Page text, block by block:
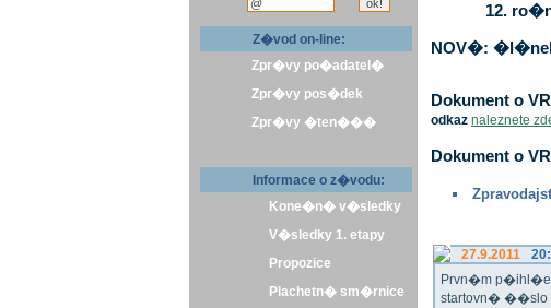
Z�vod on-line:
Zpr�vy po�adatel�
Zpr�vy pos�dek
Zpr�vy �ten���
Informace o z�vodu:
Kone�n� v�sledky
V�sledky 1. etapy
Propozice
Plachetn� sm�rnice
12.
NOV�:
Dokument o
odkaz naleznete
Dokument o
27.9.2011
Prvn�m
startovn� ��slo